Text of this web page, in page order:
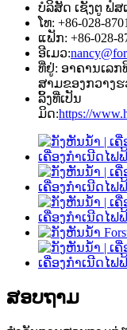
ບໍລິສັດ ເຊັງຕູ ຟໍສ
ໂທ: +86-028-
ແຟັກ: +86-028-
ອີເມວ:
ທີ່ຢູ່: ອາຄານເລກ
ສາມຂອງກວາງຮ
ລິ້ງທີ່ເປັນ
ມິດ:https://
ສອບຖາມ